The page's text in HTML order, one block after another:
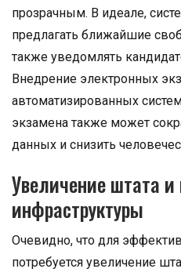
прозрачным. В идеале,
предлагать ближайшие
также уведомлять
Внедрение электронных
автоматизированных
экзамена также может
данных и снизить
Увеличение штата
инфраструктуры
Очевидно, что для
потребуется увеличение